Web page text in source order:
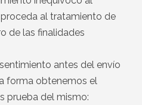
proceda al tratamiento de
de las finalidades
antes del envío
forma obtenemos el
prueba del mismo: